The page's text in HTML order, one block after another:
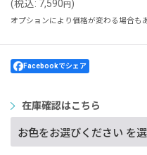
(税込: 7,590円)
オプションにより価格が変わる場合も
Facebookでシェア
在庫確認はこちら
お色をお選びください を